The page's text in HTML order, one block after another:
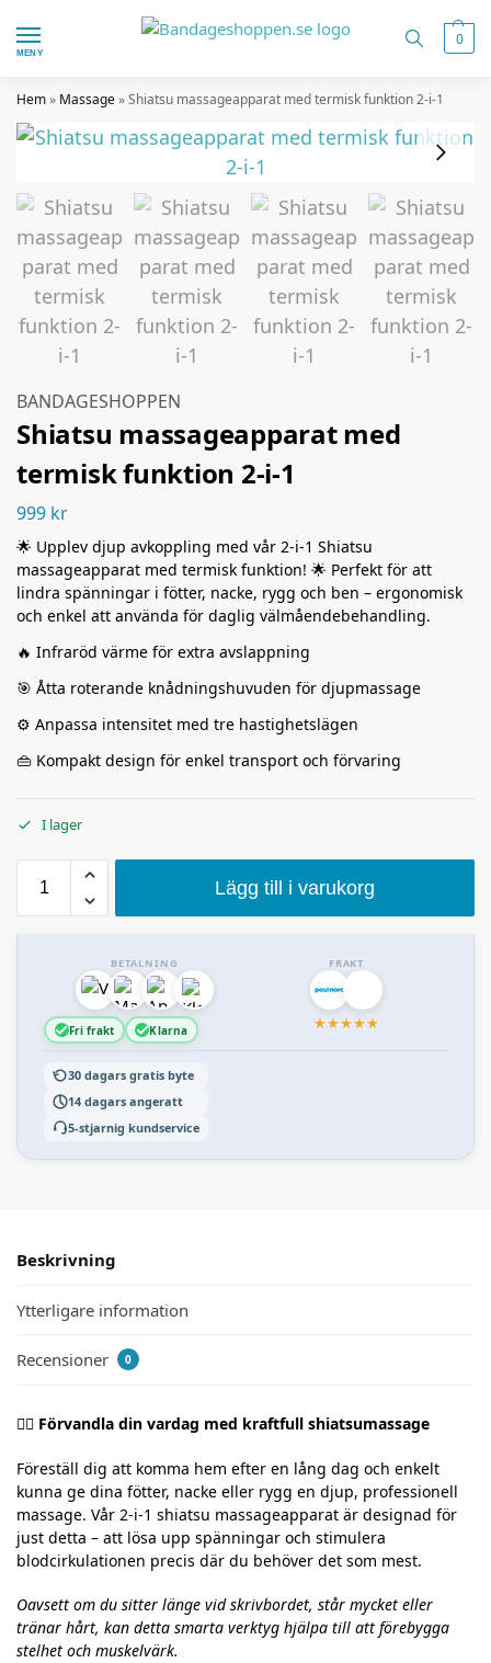
MENY
0
Hem» Massage»Shiatsu massageapparat med termisk funktion 2-i-1
BANDAGESHOPPEN
Shiatsu massageapparat med
termisk funktion 2-i-1
999 kr
🌟 Upplev djup avkoppling med vår 2-i-1 Shiatsu
massageapparat med termisk funktion! 🌟 Perfekt för att
lindra spänningar i fötter, nacke, rygg och ben – ergonomisk
och enkel att använda för daglig välmåendebehandling.
🔥 Infraröd värme för extra avslappning
🎯 Åtta roterande knådningshuvuden för djupmassage
⚙️ Anpassa intensitet med tre hastighetslägen
👜 Kompakt design för enkel transport och förvaring
I lager
Lägg till i varukorg
BETALNING
Fri frakt Klarna
FRAKT
★★★★★
30 dagars gratis byte
14 dagars angeratt
5-stjarnig kundservice
Beskrivning
Ytterligare information
Recensioner 0
💆‍♀️ Förvandla din vardag med kraftfull shiatsumassage
Föreställ dig att komma hem efter en lång dag och enkelt
kunna ge dina fötter, nacke eller rygg en djup, professionell
massage. Vår 2-i-1 shiatsu massageapparat är designad för
just detta – att lösa upp spänningar och stimulera
blodcirkulationen precis där du behöver det som mest.
Oavsett om du sitter länge vid skrivbordet, står mycket eller
tränar hårt, kan detta smarta verktyg hjälpa till att förebygga
stelhet och muskelvärk.